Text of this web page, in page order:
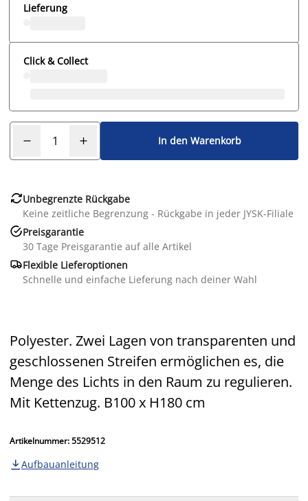
Lieferung
Click & Collect
In den Warenkorb
Unbegrenzte Rückgabe
Keine zeitliche Begrenzung - Rückgabe in jeder JYSK-Filiale
Preisgarantie
30 Tage Preisgarantie auf alle Artikel
Flexible Lieferoptionen
Schnelle und einfache Lieferung nach deiner Wahl
Polyester. Zwei Lagen von transparenten und
geschlossenen Streifen ermöglichen es, die
Menge des Lichts in den Raum zu regulieren.
Mit Kettenzug. B100 x H180 cm
Artikelnummer: 5529512
 Aufbauanleitung